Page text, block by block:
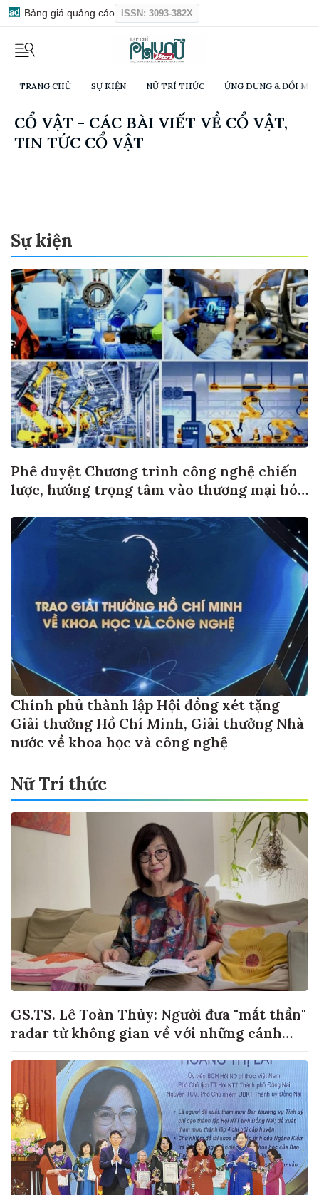
Bảng giá quảng cáo ISSN: 3093-382X
TRANG CHỦ SỰ KIỆN NỮ TRÍ THỨC ỨNG DỤNG & ĐỔI
CỔ VẬT - CÁC BÀI VIẾT VỀ CỔ VẬT,
TIN TỨC CỔ VẬT
Sự kiện
Phê duyệt Chương trình công nghệ chiến
lược, hướng trọng tâm vào thương mại hóa
Chính phủ thành lập Hội đồng xét tặng
Giải thưởng Hồ Chí Minh, Giải thưởng Nhà
nước về khoa học và công nghệ
Nữ Trí thức
GS.TS. Lê Toàn Thủy: Người đưa "mắt thần"
radar từ không gian về với những cánh